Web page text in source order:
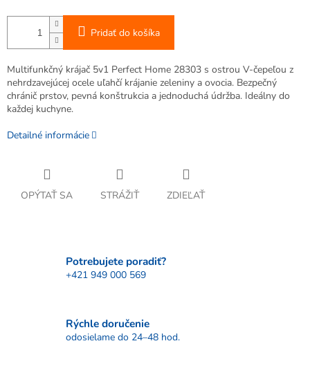
Pridať do košíka
Multifunkčný krájač 5v1 Perfect Home 28303 s ostrou V-čepeľou z
nehrdzavejúcej ocele uľahčí krájanie zeleniny a ovocia. Bezpečný
chránič prstov, pevná konštrukcia a jednoduchá údržba. Ideálny do
každej kuchyne.
Detailné informácie
OPÝTAŤ SA STRÁŽIŤ ZDIEĽAŤ
Potrebujete poradiť?
+421 949 000 569
Rýchle doručenie
odosielame do 24–48 hod.